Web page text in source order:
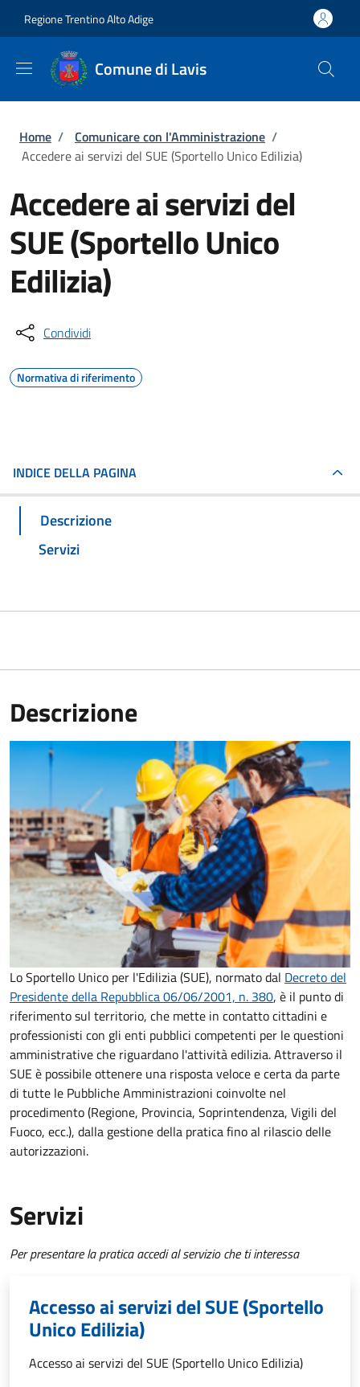
Regione Trentino Alto Adige
Comune di Lavis
Briciole di pane
Home / Comunicare con l'Amministrazione /
Accedere ai servizi del SUE (Sportello Unico Edilizia)
Accedere ai servizi del
SUE (Sportello Unico
Edilizia)
Condividi
Normativa di riferimento
INDICE DELLA PAGINA
Descrizione
Servizi
Descrizione
Lo Sportello Unico per l'Edilizia (SUE), normato dal Decreto del
Presidente della Repubblica 06/06/2001, n. 380, è il punto di
riferimento sul territorio, che mette in contatto cittadini e
professionisti con gli enti pubblici competenti per le questioni
amministrative che riguardano l'attività edilizia. Attraverso il
SUE è possibile ottenere una risposta veloce e certa da parte
di tutte le Pubbliche Amministrazioni coinvolte nel
procedimento (Regione, Provincia, Soprintendenza, Vigili del
Fuoco, ecc.), dalla gestione della pratica fino al rilascio delle
autorizzazioni.
Servizi
Per presentare la pratica accedi al servizio che ti interessa
Accesso ai servizi del SUE (Sportello
Unico Edilizia)
Accesso ai servizi del SUE (Sportello Unico Edilizia)